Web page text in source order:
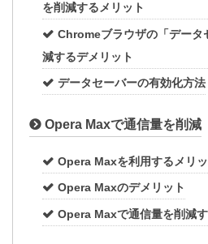
を削減するメリット
Chromeブラウザの「データ
減するデメリット
データセーバーの有効化方法
Opera Maxで通信量を削減
Opera Maxを利用するメリッ
Opera Maxのデメリット
Opera Maxで通信量を削減